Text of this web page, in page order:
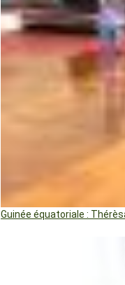
Guinée équatoriale :